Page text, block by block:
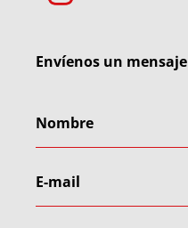
Envíenos un mensaje